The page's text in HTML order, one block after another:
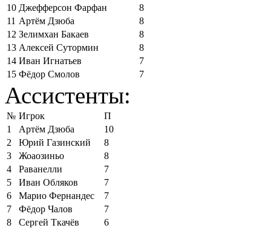
10 Джефферсон Фарфан
8
11 Артём Дзюба
8
12 Зелимхан Бакаев
8
13 Алексей Сутормин
8
14 Иван Игнатьев
7
15 Фёдор Смолов 7
Ассистенты:
№ Игрок
П
1
Артём Дзюба
10
2
Юрий Газинский
8
3
Жоаозиньо
8
4
Раванелли
7
5
Иван Обляков
7
6
Марио Фернандес
7
7
Фёдор Чалов
7
8
Сергей Ткачёв
6